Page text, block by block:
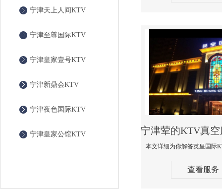
宁津天上人间KTV
宁津至尊国际KTV
宁津皇家壹号KTV
宁津新鼎会KTV
宁津夜色国际KTV
宁津皇家公馆KTV
查看服务